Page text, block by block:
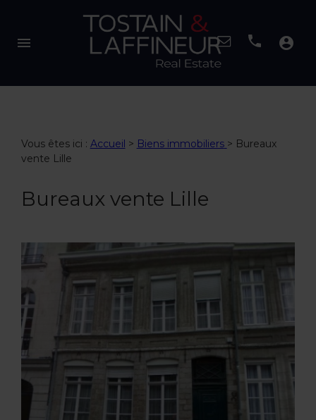
menu account_circle
Vous êtes ici : Accueil > Biens immobiliers > Bureaux
vente Lille
Bureaux vente Lille